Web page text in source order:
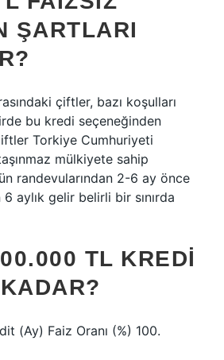
ŞARTLARI
çiftler, bazı koşulları
bu kredi seçeneğinden
Torkiye Cumhuriyeti
mülkiyete sahip
randevularından 2-6 ay önce
aylık gelir belirli bir sınırda
TL KREDI
(Ay) Faiz Oranı (%) 100.